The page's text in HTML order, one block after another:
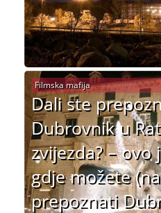
Dali ste
Dubrovnik u
zvijezda? – ovo
gdje možete
prepoznati
Filmska mafija